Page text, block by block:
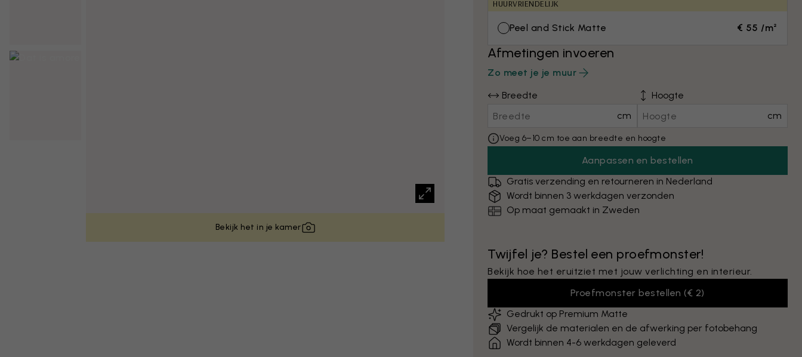
Bekijk het in je kamer
HUURVRIENDELIJK
Peel and Stick Matte € 55 /m²
Afmetingen invoeren
Zo meet je je muur
Breedte
cm
Hoogte
cm
Voeg 6–10 cm toe aan breedte en hoogte
Aanpassen en bestellen
Gratis verzending en retourneren in Nederland
Wordt binnen 3 werkdagen verzonden
Op maat gemaakt in Zweden
Twijfel je? Bestel een proefmonster!
Bekijk hoe het eruitziet met jouw verlichting en interieur.
Proefmonster bestellen (€ 2)
Gedrukt op Premium Matte
Vergelijk de materialen en de afwerking per fotobehang
Wordt binnen 4-6 werkdagen geleverd